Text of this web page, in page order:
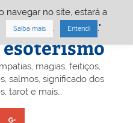
– Portal
magias, feitiços,
salmos, significado dos
tarot e mais…
navegar no site, estará a
Saiba mais Entendi ."